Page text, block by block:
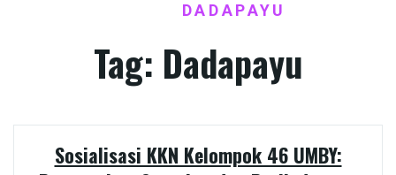
DADAPAYU
Tag: Dadapayu
Sosialisasi KKN Kelompok 46 UMBY: